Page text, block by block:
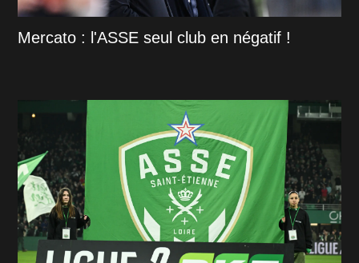
Mercato : l'ASSE seul club en négatif !